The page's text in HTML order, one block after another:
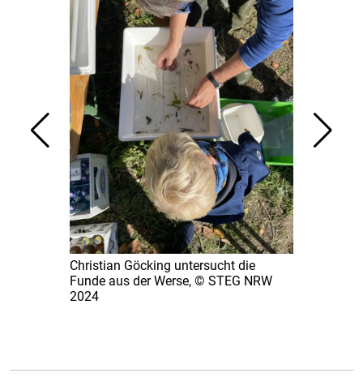
Christian Göcking untersucht die
Funde aus der Werse, © STEG NRW
2024